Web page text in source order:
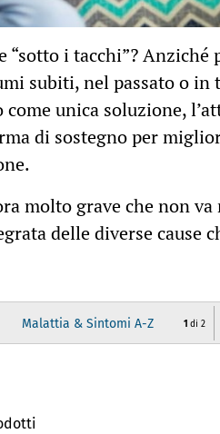
i tacchi”? Anziché
subiti, nel passato o in
unica soluzione,
di sostegno per
molto grave che non va
delle diverse cause
Malattia & Sintomi A-Z 1 di 2